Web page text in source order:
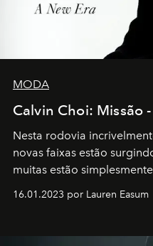
MODA
Calvin Choi: Missão
Nesta rodovia
novas faixas estão
muitas estão
transportador AMTD
por propósitos, com um
16.01.2023 por Lauren Easum